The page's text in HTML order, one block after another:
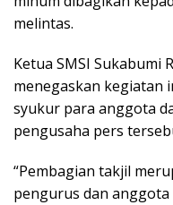
melintas.
Ketua SMSI Sukabumi
menegaskan kegiatan
syukur para anggota
pengusaha pers
“Pembagian takjil
pengurus dan anggota